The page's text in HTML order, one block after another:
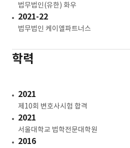
법무법인(유한) 화우
2021-22
법무법인 케이엘파트너스
학력
2021
제10회 변호사시험 합격
2021
서울대학교 법학전문대학원
2016